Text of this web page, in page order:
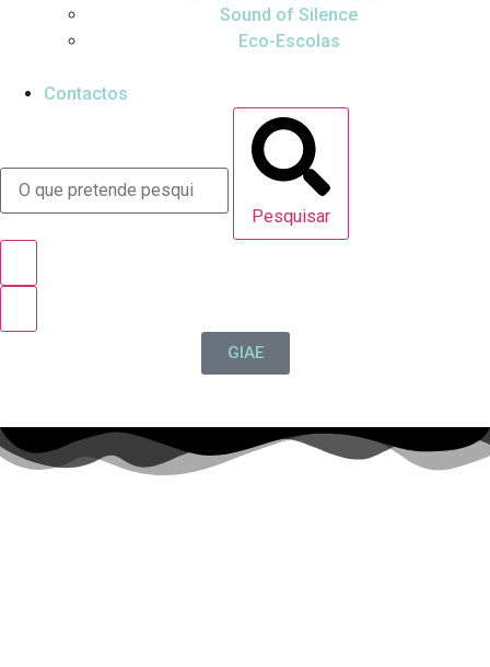
Sound of Silence
Eco-Escolas
Contactos
Pesquisar
GIAE